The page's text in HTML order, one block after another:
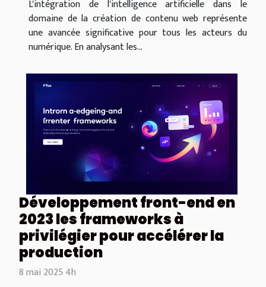
L'intégration de l'intelligence artificielle dans le
domaine de la création de contenu web représente
une avancée significative pour tous les acteurs du
numérique. En analysant les...
Développement front-end en
2023 les frameworks à
privilégier pour accélérer la
production
8 mai 2025 4h